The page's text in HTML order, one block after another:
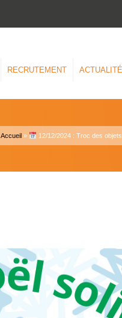
RECRUTEMENT
Accueil » 12/12/2024 : Troc des